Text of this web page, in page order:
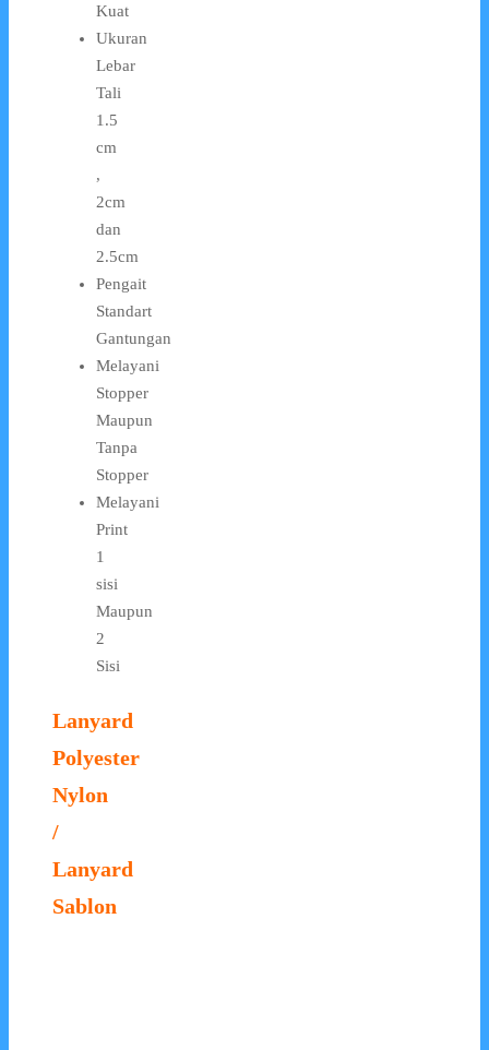
Kuat
Ukuran
Lebar
Tali
1.5
cm
,
2cm
dan
2.5cm
Pengait
Standart
Gantungan
Melayani
Stopper
Maupun
Tanpa
Stopper
Melayani
Print
1
sisi
Maupun
2
Sisi
Lanyard
Polyester
Nylon
/
Lanyard
Sablon